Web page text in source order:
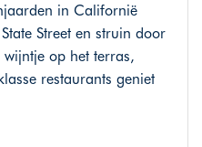
in Californië
Street en struin door
op het terras,
restaurants geniet